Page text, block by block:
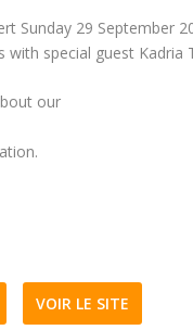
Sunday 29 September
with special guest
our
VOIR LE SITE